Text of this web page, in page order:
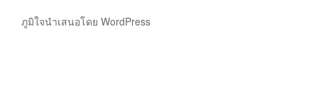
ภูมิใจนำเสนอโดย WordPress